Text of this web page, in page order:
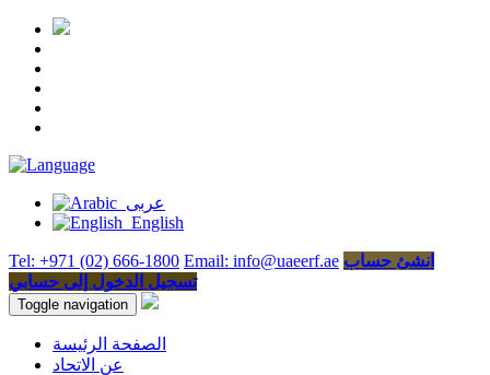
عربى
English
Tel: +971 (02) 666-1800 Email: info@uaeerf.ae انشئ حساب
تسجيل الدخول إلى حسابي
Toggle navigation
الصفحة الرئيسة
عن الاتحاد